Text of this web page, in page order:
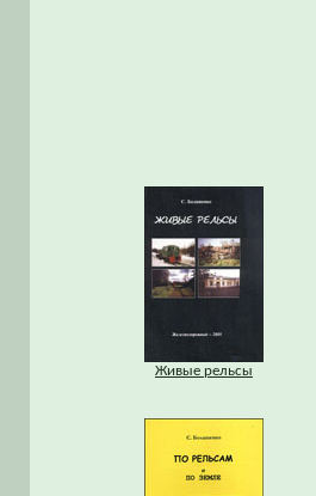
Живые рельсы